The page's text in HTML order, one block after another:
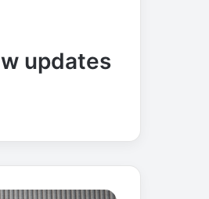
updates!